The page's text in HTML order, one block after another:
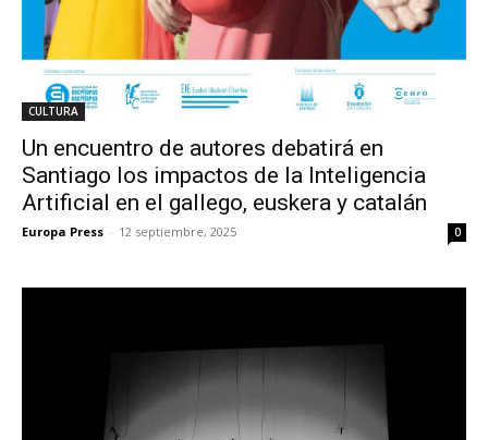
CULTURA
Un encuentro de autores debatirá en
Santiago los impactos de la Inteligencia
Artificial en el gallego, euskera y catalán
Europa Press - 12 septiembre, 2025 0